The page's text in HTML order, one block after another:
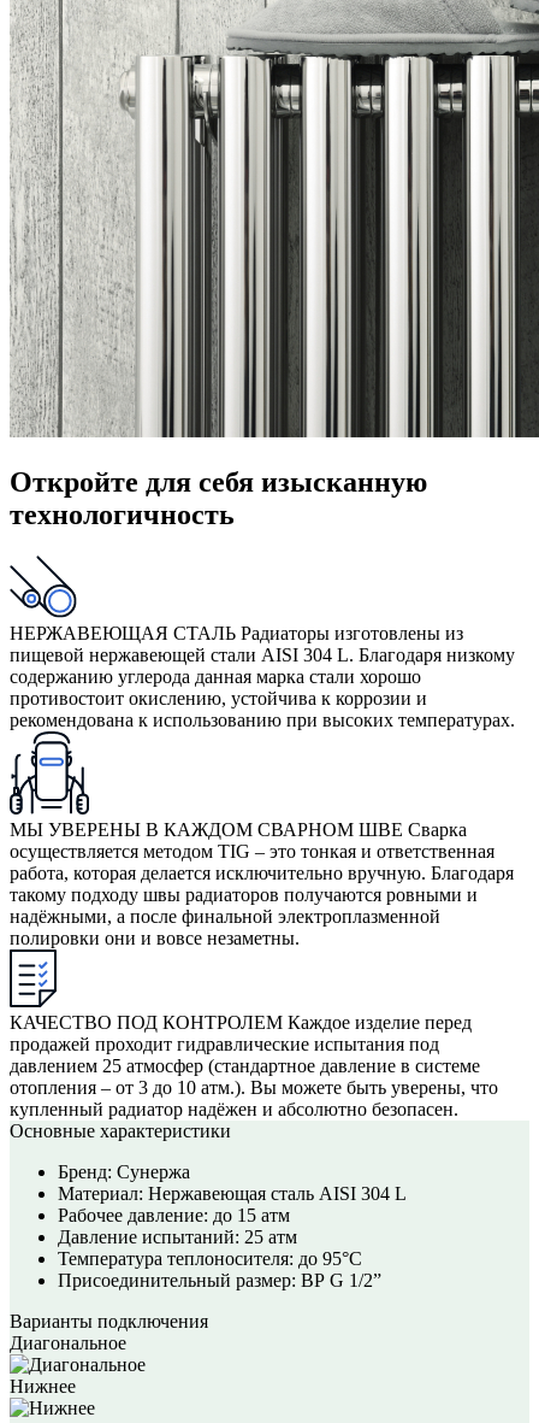
Откройте для себя изысканную
технологичность
НЕРЖАВЕЮЩАЯ СТАЛЬ Радиаторы изготовлены из
пищевой нержавеющей стали AISI 304 L. Благодаря низкому
содержанию углерода данная марка стали хорошо
противостоит окислению, устойчива к коррозии и
рекомендована к использованию при высоких температурах.
МЫ УВЕРЕНЫ В КАЖДОМ СВАРНОМ ШВЕ Сварка
осуществляется методом TIG – это тонкая и ответственная
работа, которая делается исключительно вручную. Благодаря
такому подходу швы радиаторов получаются ровными и
надёжными, а после финальной электроплазменной
полировки они и вовсе незаметны.
КАЧЕСТВО ПОД КОНТРОЛЕМ Каждое изделие перед
продажей проходит гидравлические испытания под
давлением 25 атмосфер (стандартное давление в системе
отопления – от 3 до 10 атм.). Вы можете быть уверены, что
купленный радиатор надёжен и абсолютно безопасен.
Основные характеристики
Бренд: Сунержа
Материал: Нержавеющая сталь AISI 304 L
Рабочее давление: до 15 атм
Давление испытаний: 25 атм
Температура теплоносителя: до 95°С
Присоединительный размер: ВР G 1/2”
Варианты подключения
Диагональное
Нижнее